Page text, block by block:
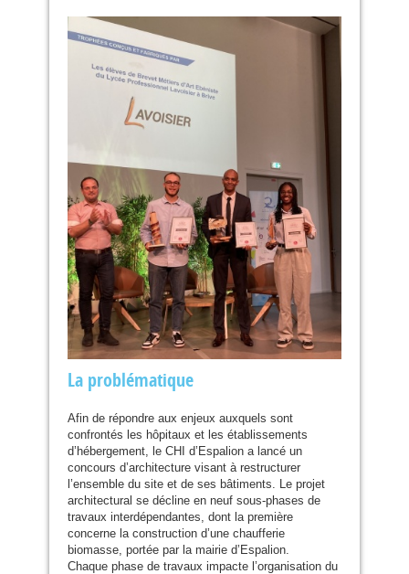
La problématique
Afin de répondre aux enjeux auxquels sont
confrontés les hôpitaux et les établissements
d’hébergement, le CHI
d’Espalion a lancé un
concours d’architecture visant à restructurer
l’ensemble du site et de ses bâtiments. Le projet
architectural se décline en neuf sous-phases de
travaux interdépendantes, dont la première
concerne la construction d’une chaufferie
biomasse, portée par la mairie d’Espalion.
Chaque phase de travaux impacte l’organisation du